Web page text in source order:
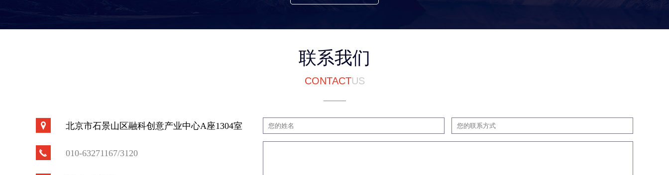
10月25日，就工程资质申报工作，行
北京海策滇中引水项目监理部开展
全生产的重要论述和重要指示批示精
联系我们
CONTACTUS
北京市石景山区融科创意产业中心A座1304室
010-63271167/3120